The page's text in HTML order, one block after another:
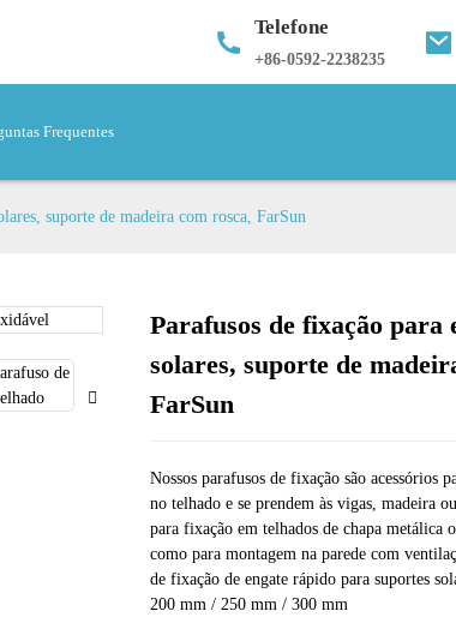
Telefone
+86-0592-2238235
Frequentes
suporte de madeira com rosca, FarSun
Loading...
Loading...
Parafusos de fixação para
solares, suporte de
FarSun
Nossos parafusos de fixação são acessórios
no telhado e se prendem às vigas, madeira
para fixação em telhados de chapa metálica
como para montagem na parede com
de fixação de engate rápido para suportes
200 mm / 250 mm / 300 mm